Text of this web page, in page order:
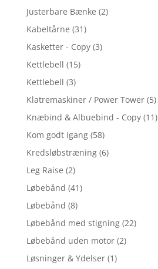
Justerbare Bænke (2)
Kabeltårne (31)
Kasketter - Copy (3)
Kettlebell (15)
Kettlebell (3)
Klatremaskiner / Power Tower (5)
Knæbind & Albuebind - Copy (11)
Kom godt igang (58)
Kredsløbstræning (6)
Leg Raise (2)
Løbebånd (41)
Løbebånd (8)
Løbebånd med stigning (22)
Løbebånd uden motor (2)
Løsninger & Ydelser (1)